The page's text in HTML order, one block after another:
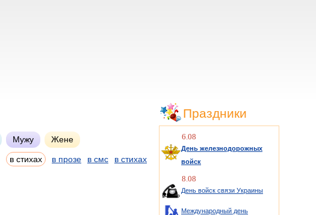
Мужу Жене
в стихах в прозе в смс в стихах
Праздники
6.08
День железнодорожных
войск
8.08
День войск связи Украины
Международный день